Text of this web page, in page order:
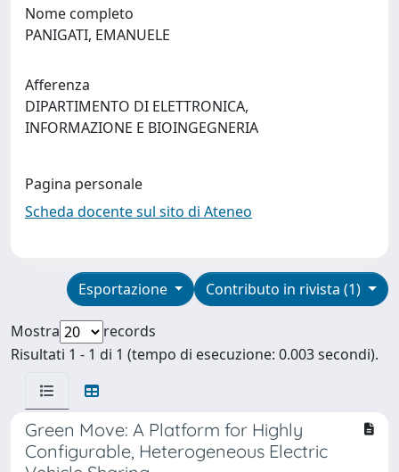
Nome completo
PANIGATI, EMANUELE
Afferenza
DIPARTIMENTO DI ELETTRONICA,
INFORMAZIONE E BIOINGEGNERIA
Pagina personale
Scheda docente sul sito di Ateneo
Contributo in rivista (1)
Esportazione
Mostra
records
Risultati 1 - 1 di 1 (tempo di esecuzione: 0.003 secondi).
Green Move: A Platform for Highly
Configurable, Heterogeneous Electric